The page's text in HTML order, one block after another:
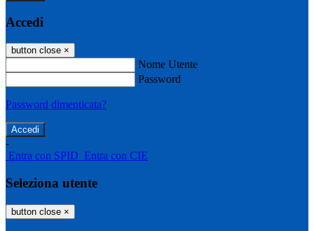
Accedi
button close ×
Nome Utente
Password
Password dimenticata?
-
Entra con SPID Entra con CIE
Seleziona utente
button close ×